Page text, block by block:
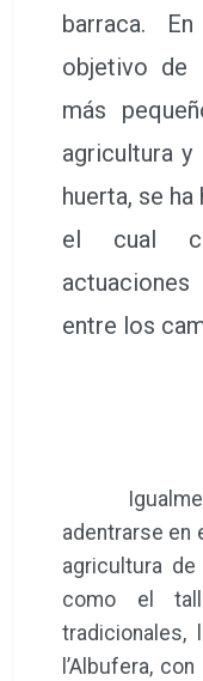
barraca.
objetivo de
más
agricultura
huerta, se
el cual
entre los
adentrarse en
agricultura
como el
l’Albufera,